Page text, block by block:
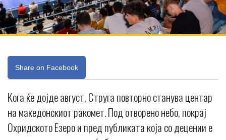
Share on Facebook
Кога ќе дојде август, Струга повторно станува центар
на македонскиот ракомет. Под отворено небо, покрај
Охридското Езеро и пред публиката која со децении е